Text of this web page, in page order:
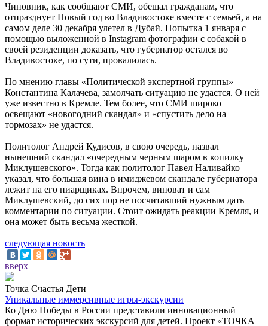
Чиновник, как сообщают СМИ, обещал гражданам, что
отпразднует Новый год во Владивостоке вместе с семьей, а на
самом деле 30 декабря улетел в Дубай. Попытка 1 января с
помощью выложенной в Instagram фотографии с собакой в
своей резиденции доказать, что губернатор остался во
Владивостоке, по сути, провалилась.
По мнению главы «Политической экспертной группы»
Константина Калачева, замолчать ситуацию не удастся. О ней
уже известно в Кремле. Тем более, что СМИ широко
освещают «новогодний скандал» и «спустить дело на
тормозах» не удастся.
Политолог Андрей Кудисов, в свою очередь, назвал
нынешний скандал «очередным черным шаром в копилку
Миклушевского». Тогда как политолог Павел Наливайко
указал, что большая вина в имиджевом скандале губернатора
лежит на его пиарщиках. Впрочем, виноват и сам
Миклушевский, до сих пор не посчитавший нужным дать
комментарии по ситуации. Стоит ожидать реакции Кремля, и
она может быть весьма жесткой.
следующая новость
вверх
Точка Счастья Дети
Уникальные иммерсивные игры-экскурсии
Ко Дню Победы в России представили инновационный
формат исторических экскурсий для детей. Проект «ТОЧКА